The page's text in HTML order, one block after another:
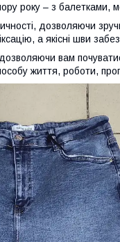
року – з балетками,
дозволяючи
а якісні шви
вам
життя, роботи,